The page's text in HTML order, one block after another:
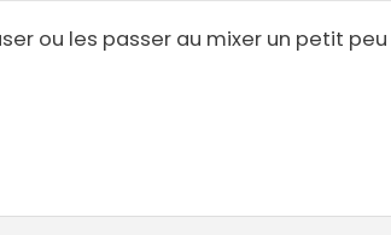
ou les passer au mixer un petit peu